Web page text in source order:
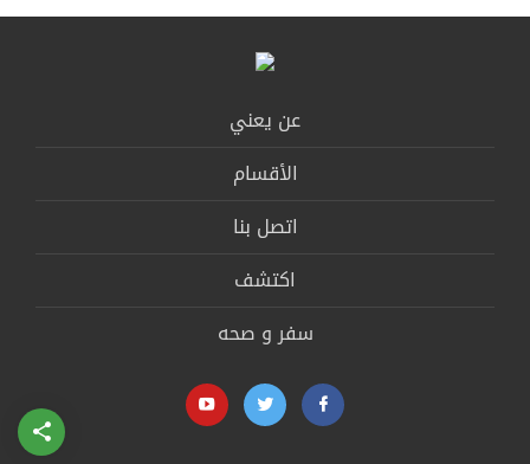
عن يعني
الأقسام
اتصل بنا
اكتشف
سفر و صحه